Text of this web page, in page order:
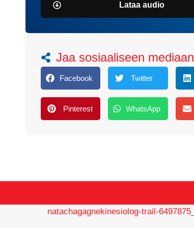
Lataa audio
Jaa sosiaaliseen mediaan
Facebook Twitter
Pinterest WhatsApp